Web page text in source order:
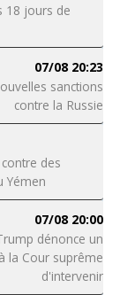
18 jours de
07/08 20:23
sanctions
contre la Russie
des
Yémen
07/08 20:00
dénonce un
la Cour suprême
d'intervenir